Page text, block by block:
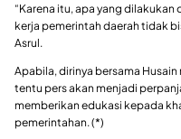
“Karena itu, apa yang
kerja pemerintah daerah tidak
Asrul.
Apabila, dirinya bersama
tentu pers akan menjadi
memberikan edukasi kepada
pemerintahan. (*)